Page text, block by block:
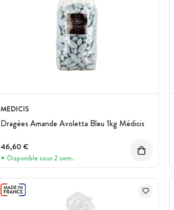
MEDICIS
Dragées Amande Avoletta Bleu 1kg Médicis
46,60 €
Disponible sous 2 sem.